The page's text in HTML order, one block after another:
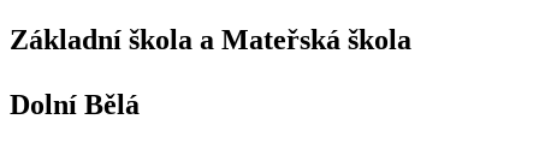
Základní škola a Mateřská škola
Dolní Bělá